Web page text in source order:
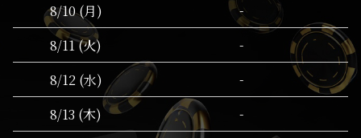
8/10 (月)
-
8/11 (火)
-
8/12 (水)
-
8/13 (木)
-